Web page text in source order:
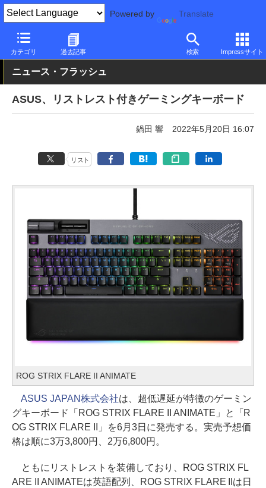
Powered by Translate
カテゴリ 過去記事 検索 Impressサイト
PC Watch 半導体/周辺機器 ゲーミング
ニュース・フラッシュ
ASUS、リストレスト付きゲーミングキーボード
鍋田 響 2022年5月20日 16:07
リスト
ROG STRIX FLARE II ANIMATE
ASUS JAPAN株式会社は、超低遅延が特徴のゲーミン
グキーボード「ROG STRIX FLARE II ANIMATE」と「R
OG STRIX FLARE II」を6月3日に発売する。実売予想価
格は順に3万3,800円、2万6,800円。
ともにリストレストを装備しており、ROG STRIX FL
ARE II ANIMATEは英語配列、ROG STRIX FLARE IIは日